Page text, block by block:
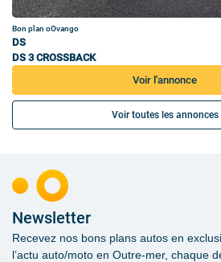
Bon plan oOvango
DS
DS 3 CROSSBACK
Voir l'annonce
Voir toutes les annonces
Newsletter
Recevez nos bons plans autos en
l’actu auto/moto en Outre-mer, chaque